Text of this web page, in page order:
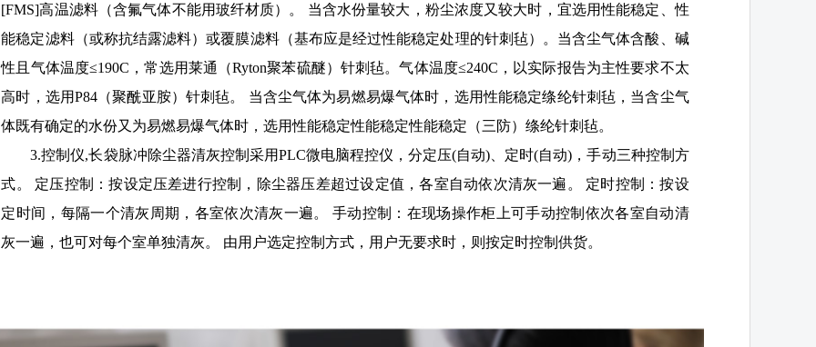
[FMS]高温滤料（含氟气体不能用玻纤材质）。 当含水份量较大，粉尘浓度又较大时，宜选用性能稳定、性
能稳定滤料（或称抗结露滤料）或覆膜滤料（基布应是经过性能稳定处理的针刺毡）。当含尘气体含酸、碱
性且气体温度≤190C，常选用莱通（Ryton聚苯硫醚）针刺毡。气体温度≤240C，以实际报告为主性要求不太
高时，选用P84（聚酰亚胺）针刺毡。 当含尘气体为易燃易爆气体时，选用性能稳定绦纶针刺毡，当含尘气
体既有确定的水份又为易燃易爆气体时，选用性能稳定性能稳定性能稳定（三防）绦纶针刺毡。
3.控制仪,长袋脉冲除尘器清灰控制采用PLC微电脑程控仪，分定压(自动)、定时(自动)，手动三种控制方
式。 定压控制：按设定压差进行控制，除尘器压差超过设定值，各室自动依次清灰一遍。 定时控制：按设
定时间，每隔一个清灰周期，各室依次清灰一遍。 手动控制：在现场操作柜上可手动控制依次各室自动清
灰一遍，也可对每个室单独清灰。 由用户选定控制方式，用户无要求时，则按定时控制供货。